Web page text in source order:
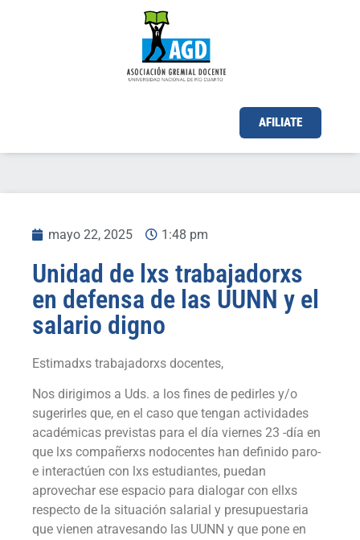
AFILIATE
mayo 22, 2025 1:48 pm
Unidad de lxs trabajadorxs
en defensa de las UUNN y el
salario digno
Estimadxs trabajadorxs docentes,
Nos dirigimos a Uds. a los fines de pedirles y/o
sugerirles que, en el caso que tengan actividades
académicas previstas para el día viernes 23 -día en
que lxs compañerxs nodocentes han definido paro-
e interactúen con lxs estudiantes, puedan
aprovechar ese espacio para dialogar con ellxs
respecto de la situación salarial y presupuestaria
que vienen atravesando las UUNN y que pone en